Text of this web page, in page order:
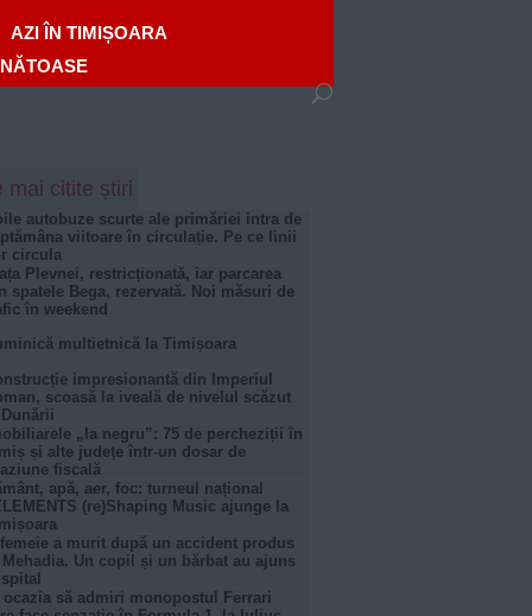
AZI ÎN TIMIȘOARA
mai citite știri
autobuze scurte ale primăriei intra de
viitoare în circulație. Pe ce linii
circula
Plevnei, restricționată, iar parcarea
spatele Bega, rezervată. Noi măsuri de
în weekend
multietnică la Timișoara
impresionantă din Imperiul
scoasă la iveală de nivelul scăzut
„la negru”: 75 de percheziții în
și alte județe într-un dosar de
fiscală
apă, aer, foc: turneul național
(re)Shaping Music ajunge la
a murit după un accident produs
Un copil și un bărbat au ajuns
spital
ocazia să admiri monopostul Ferrari